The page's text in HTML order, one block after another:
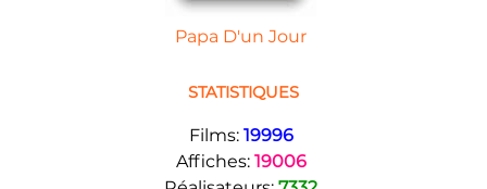
Papa D'un Jour
STATISTIQUES
Films: 19996
Affiches: 19006